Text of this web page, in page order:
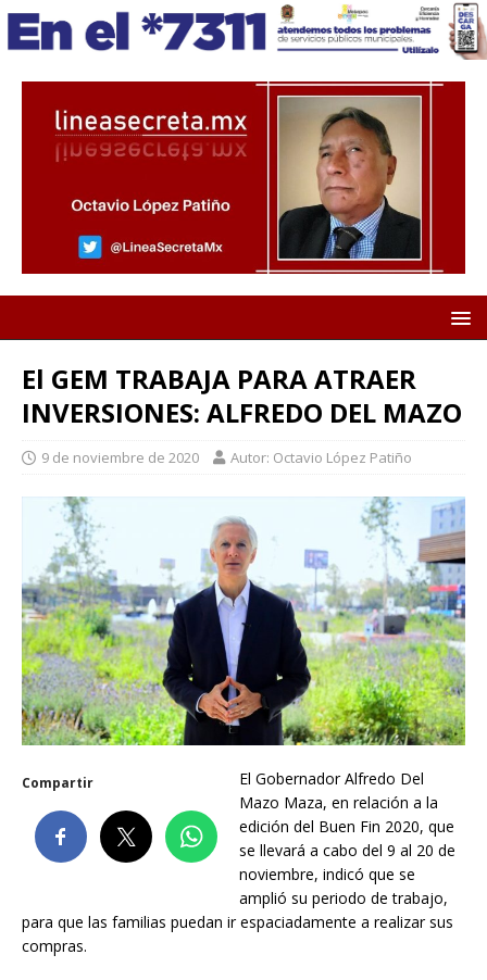
El GEM TRABAJA PARA ATRAER
INVERSIONES: ALFREDO DEL MAZO
9 de noviembre de 2020 Autor: Octavio López Patiño
Compartir
El Gobernador Alfredo Del
Mazo Maza, en relación a la
edición del Buen Fin 2020, que
se llevará a cabo del 9 al 20 de
noviembre, indicó que se
amplió su periodo de trabajo,
para que las familias puedan ir espaciadamente a realizar sus
compras.